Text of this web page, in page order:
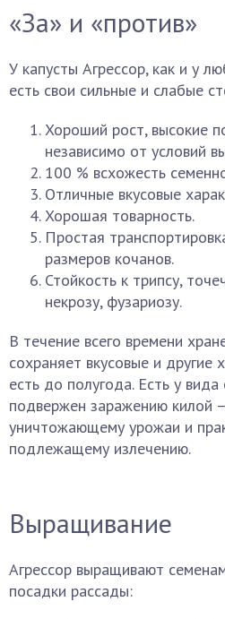
«За» и «против»
У капусты Агрессор, как и у
есть свои сильные и слабые
Хороший рост, высокие
независимо от условий
100 % всхожесть
Отличные вкусовые
Хорошая товарность.
Простая
размеров кочанов.
Стойкость к трипсу,
некрозу, фузариозу.
В течение всего времени
сохраняет вкусовые и другие
есть до полугода. Есть у
подвержен заражению килой
уничтожающему урожаи и
подлежащему излечению.
Выращивание
Агрессор выращивают
посадки рассады: